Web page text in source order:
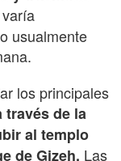
usualmente
los principales
través de la
al templo
de Gizeh. Las